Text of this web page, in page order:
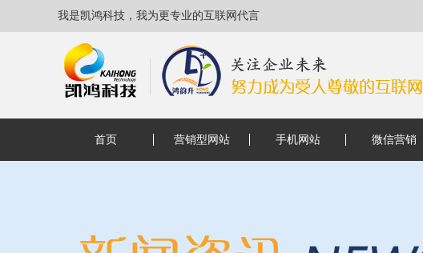
我是凯鸿科技，我为更专业的互联网代言
首页 营销型网站 手机网站 微信营销